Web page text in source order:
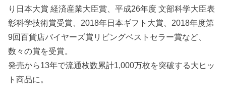
り日本大賞 経済産業大臣賞、平成26年度 文部科学大臣表
彰科学技術賞受賞、2018年日本ギフト大賞、2018年度第
9回百貨店バイヤーズ賞リビングベストセラー賞など、
数々の賞を受賞。
発売から13年で流通枚数累計1,000万枚を突破する大ヒッ
ト商品に。